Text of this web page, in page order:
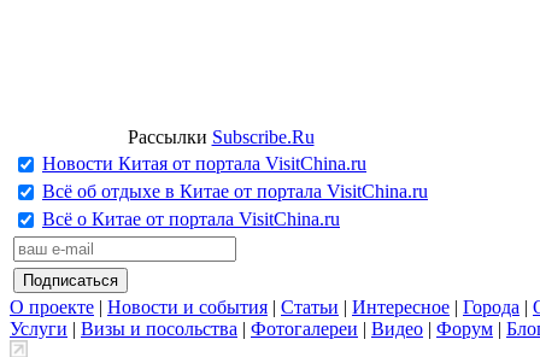
Рассылки Subscribe.Ru
Новости Китая от портала VisitChina.ru
Всё об отдыхе в Китае от портала VisitChina.ru
Всё о Китае от портала VisitChina.ru
О проекте | Новости и события | Статьи | Интересное | Города |
Услуги | Визы и посольства | Фотогалереи | Видео | Форум |